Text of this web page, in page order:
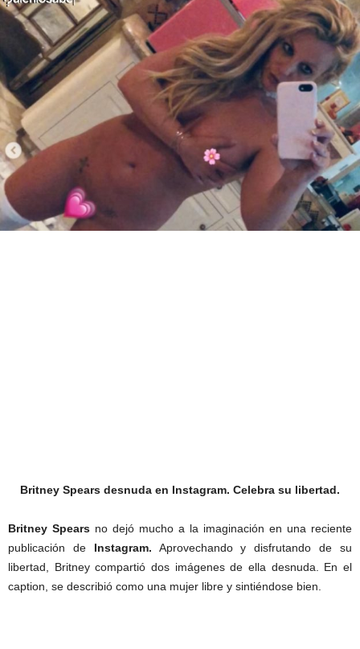
Britney Spears desnuda en Instagram. Celebra su libertad.
Britney Spears no dejó mucho a la imaginación en una reciente
publicación de Instagram. Aprovechando y disfrutando de su
libertad, Britney compartió dos imágenes de ella desnuda. En el
caption, se describió como una mujer libre y sintiéndose bien.